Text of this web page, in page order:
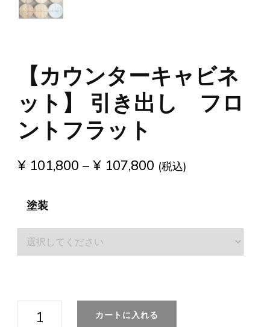
【カウンターキャビネ
ット】 引き出し フロ
ントフラット
¥ 101,800 – ¥ 107,800 (税込)
塗装
【カ
カートに入れる